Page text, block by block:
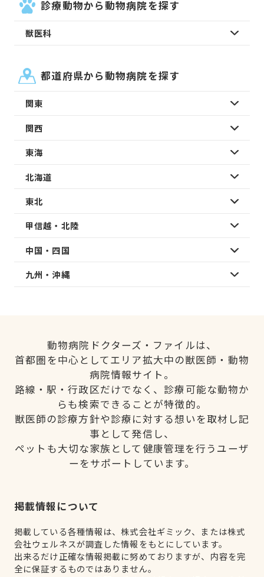
診療動物から動物病院を探す
獣医科
都道府県から動物病院を探す
関東
関西
東海
北海道
東北
甲信越・北陸
中国・四国
九州・沖縄
動物病院ドクターズ・ファイルは、
首都圏を中心としてエリア拡大中の獣医師・動物
病院情報サイト。
路線・駅・行政区だけでなく、診療可能な動物か
らも検索できることが特徴的。
獣医師の診療方針や診療に対する想いを取材し記
事として発信し、
ペットも大切な家族として健康管理を行うユーザ
ーをサポートしています。
掲載情報について
掲載している各種情報は、株式会社ギミック、または株式
会社ウェルネスが調査した情報をもとにしています。
出来るだけ正確な情報掲載に努めておりますが、内容を完
全に保証するものではありません。